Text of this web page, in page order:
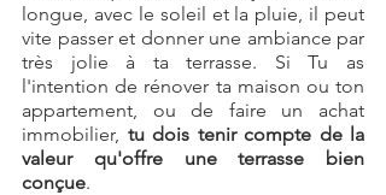
longue, avec le soleil et la pluie, il peut
vite passer et donner une ambiance par
très jolie à ta terrasse. Si Tu as
l'intention de rénover ta maison ou ton
appartement, ou de faire un achat
immobilier, tu dois tenir compte de la
valeur qu'offre une terrasse bien
conçue.